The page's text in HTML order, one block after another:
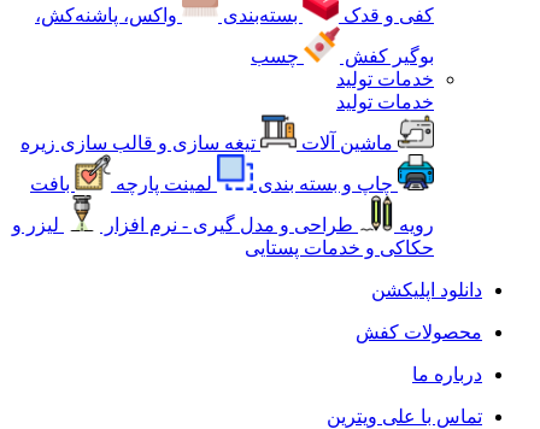
کفی و قدک
بسته‌بندی
واکس، پاشنه‌کش،
بوگیر کفش
چسب
خدمات تولید
خدمات تولید
ماشین آلات
تیغه سازی و قالب سازی زیره
چاپ و بسته بندی
لمینت پارچه
بافت
رویه
طراحی و مدل گیری - نرم افزار
لیزر و
حکاکی و خدمات پستایی
دانلود اپلیکشن
محصولات کفش
درباره ما
تماس با علی ویترین